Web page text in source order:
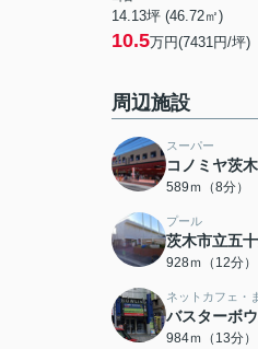
14.13坪 (46.72㎡)
10.5万円(7431円/坪)
周辺施設
スーパー
コノミヤ茨
589ｍ（8分）
プール
茨木市立五
928ｍ（12分）
ネットカフェ・
バスターボ
984ｍ（13分）